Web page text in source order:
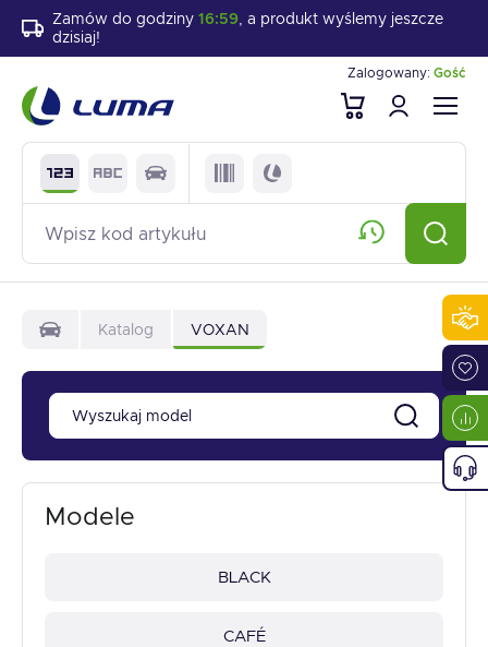
Zamów do godziny 16:59, a produkt wyślemy jeszcze
dzisiaj!
Zalogowany: Gość
Katalog VOXAN
Modele
BLACK
CAFÉ